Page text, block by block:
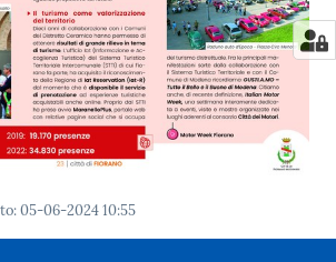
:05-06-2024 10:55